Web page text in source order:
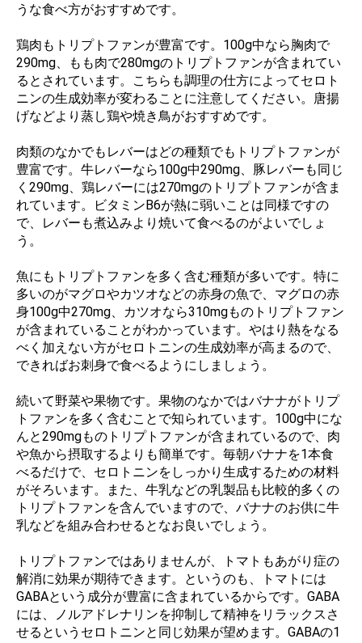
うな食べ方がおすすめです。
鶏肉もトリプトファンが豊富です。100g中なら胸肉で
290mg、もも肉で280mgのトリプトファンが含まれてい
るとされています。こちらも調理の仕方によってセロト
ニンの生成効率が変わることに注意してください。唐揚
げなどより蒸し鶏や焼き鳥がおすすめです。
肉類のなかでもレバーはどの種類でもトリプトファンが
豊富です。牛レバーなら100g中290mg、豚レバーも同じ
く290mg、鶏レバーには270mgのトリプトファンが含ま
れています。ビタミンB6が熱に弱いことは同様ですの
で、レバーも煮込みより焼いて食べるのがよいでしょ
う。
魚にもトリプトファンを多く含む種類が多いです。特に
多いのがマグロやカツオなどの赤身の魚で、マグロの赤
身100g中270mg、カツオなら310mgものトリプトファン
が含まれていることがわかっています。やはり熱をなる
べく加えない方がセロトニンの生成効率が高まるので、
できればお刺身で食べるようにしましょう。
続いて野菜や果物です。果物のなかではバナナがトリプ
トファンを多く含むことで知られています。100g中にな
んと290mgものトリプトファンが含まれているので、肉
や魚から摂取するよりも簡単です。毎朝バナナを1本食
べるだけで、セロトニンをしっかり生成するための材料
がそろいます。また、牛乳などの乳製品も比較的多くの
トリプトファンを含んでいますので、バナナのお供に牛
乳などを組み合わせるとなお良いでしょう。
トリプトファンではありませんが、トマトもあがり症の
解消に効果が期待できます。というのも、トマトには
GABAという成分が豊富に含まれているからです。GABA
には、ノルアドレナリンを抑制して精神をリラックスさ
せるというセロトニンと同じ効果が望めます。GABAの1